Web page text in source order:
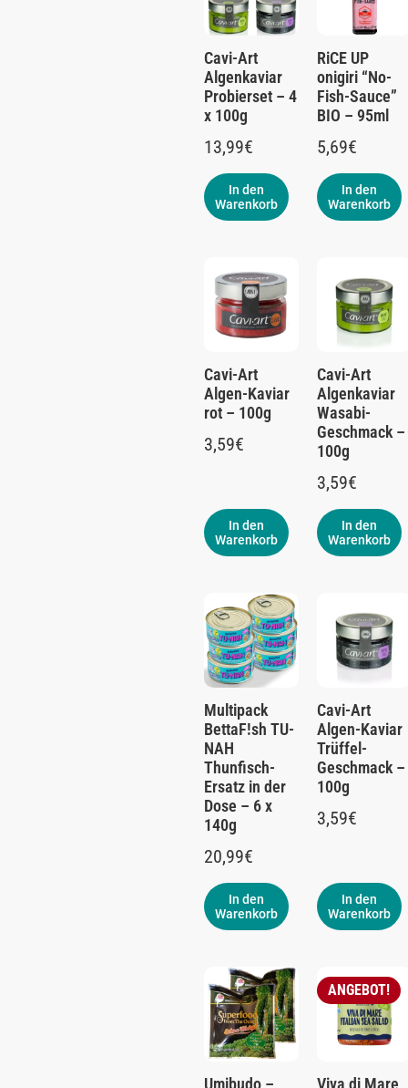
Cavi-Art
Algenkaviar
Probierset – 4
x 100g
13,99€
In den
Warenkorb
RiCE UP
onigiri “No-
Fish-Sauce”
BIO – 95ml
5,69€
In den
Warenkorb
Cavi-Art
Algen-Kaviar
rot – 100g
3,59€
In den
Warenkorb
Cavi-Art
Algenkaviar
Wasabi-
Geschmack –
100g
3,59€
In den
Warenkorb
Multipack
BettaF!sh TU-
NAH
Thunfisch-
Ersatz in der
Dose – 6 x
140g
20,99€
In den
Warenkorb
Cavi-Art
Algen-Kaviar
Trüffel-
Geschmack –
100g
3,59€
In den
Warenkorb
ANGEBOT!